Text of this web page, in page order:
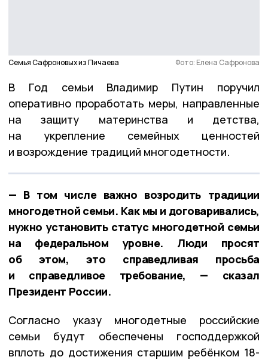
Семья Сафроновых из Пичаева Фото: Елена Сафронова
В Год семьи Владимир Путин поручил
оперативно проработать меры, направленные
на защиту материнства и детства,
на укрепление семейных ценностей
и возрождение традиций многодетности.
— В том числе важно возродить традиции
многодетной семьи. Как мы и договаривались,
нужно установить статус многодетной семьи
на федеральном уровне. Люди просят
об этом, это справедливая просьба
и справедливое требование, — сказал
Президент России.
Согласно указу многодетные российские
семьи будут обеспечены господдержкой
вплоть до достижения старшим ребёнком 18-